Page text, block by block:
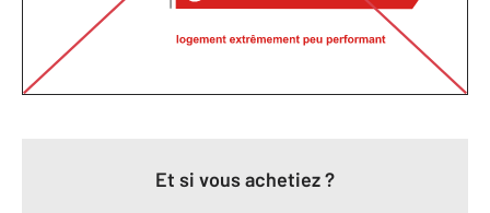
Et si vous achetiez ?